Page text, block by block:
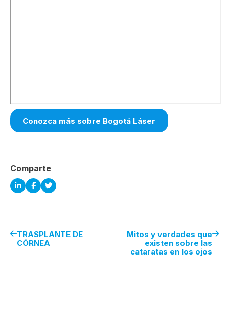
Conozca más sobre Bogotá Láser
Comparte
TRASPLANTE DE
CÓRNEA
Mitos y verdades que
existen sobre las
cataratas en los ojos